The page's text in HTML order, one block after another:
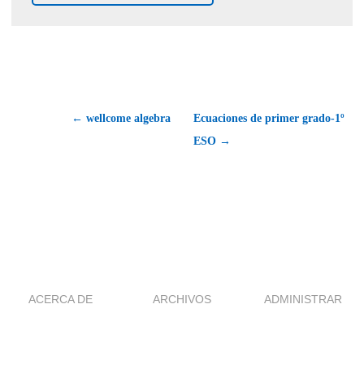
← wellcome algebra
Ecuaciones de primer grado-1º
ESO →
ACERCA DE ARCHIVOS ADMINISTRAR